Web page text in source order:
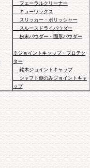
フェーラルクリーナー
キューワックス
スリッカー・ポリッシャー
スルースドライパウダー
粉末パウダー・固形パウダー
※ジョイントキャップ・プロテク
ター
銘木ジョイントキャップ
シャフト側のみジョイントキャ
ップ